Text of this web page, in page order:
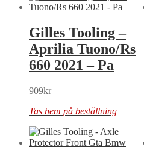
Gilles Tooling –
Aprilia Tuono/Rs
660 2021 – Pa
909kr
Tas hem på beställning